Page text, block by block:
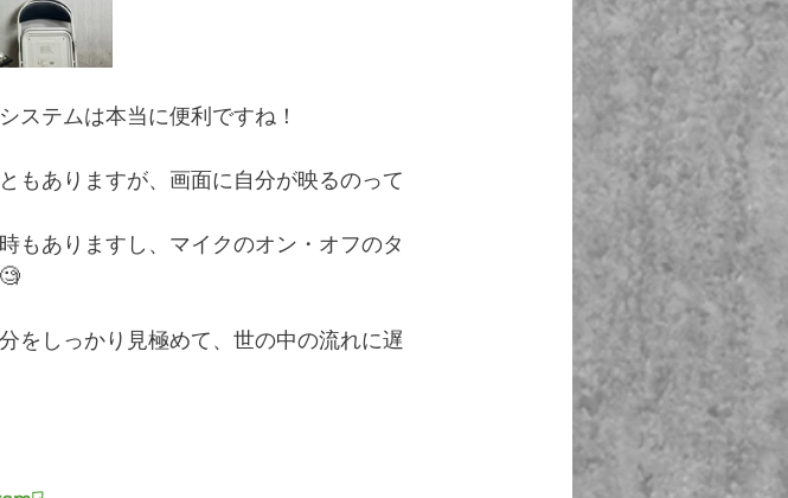
ステムは本当に便利ですね！
もありますが、画面に自分が映るのって
もありますし、マイクのオン・オフのタ
をしっかり見極めて、世の中の流れに遅